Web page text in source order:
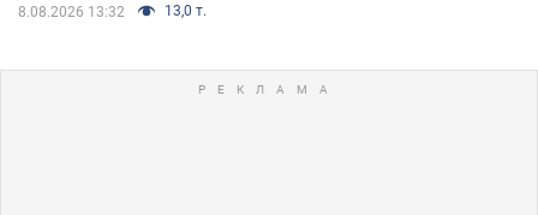
8.08.2026 13:32 13,0 т.